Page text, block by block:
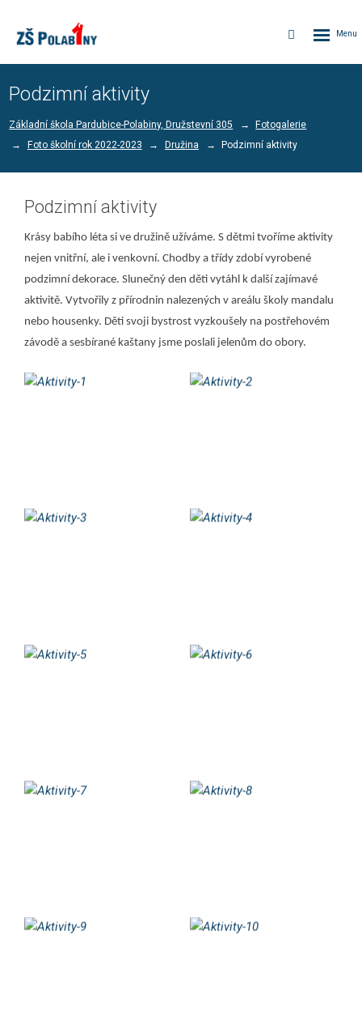
Vyhledávání
Podzimní aktivity
Základní škola Pardubice-Polabiny, Družstevní 305
Fotogalerie
Foto školní rok 2022-2023
Družina Podzimní aktivity
Podzimní aktivity
Krásy babího léta si ve družině užíváme. S dětmi tvoříme aktivity
nejen vnitřní, ale i venkovní. Chodby a třídy zdobí vyrobené
podzimní dekorace. Slunečný den děti vytáhl k další zajímavé
aktivitě. Vytvořily z přírodnin nalezených v areálu školy mandalu
nebo housenky. Děti svoji bystrost vyzkoušely na postřehovém
závodě a sesbírané kaštany jsme poslali jelenům do obory.